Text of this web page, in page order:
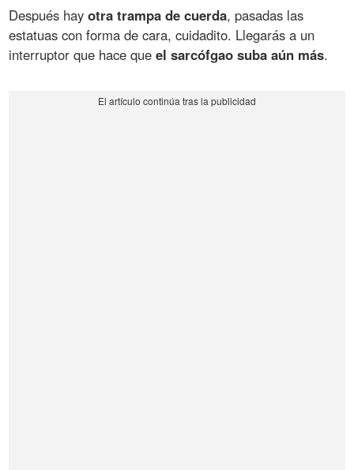
Después hayotra trampa de cuerda, pasadas las
estatuas con forma de cara, cuidadito. Llegarás a un
interruptor que hace queel sarcófgao suba aún más.